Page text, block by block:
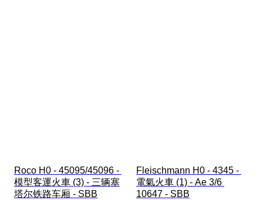
Roco H0 - 45095/45096 -
模型客運火車 (3) - 三辆塞
塔尔铁路车厢 - SBB
Fleischmann H0 - 4345 -
電氣火車 (1) - Ae 3/6
10647 - SBB